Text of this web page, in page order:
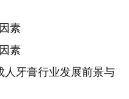
素
素
牙膏行业发展前景与